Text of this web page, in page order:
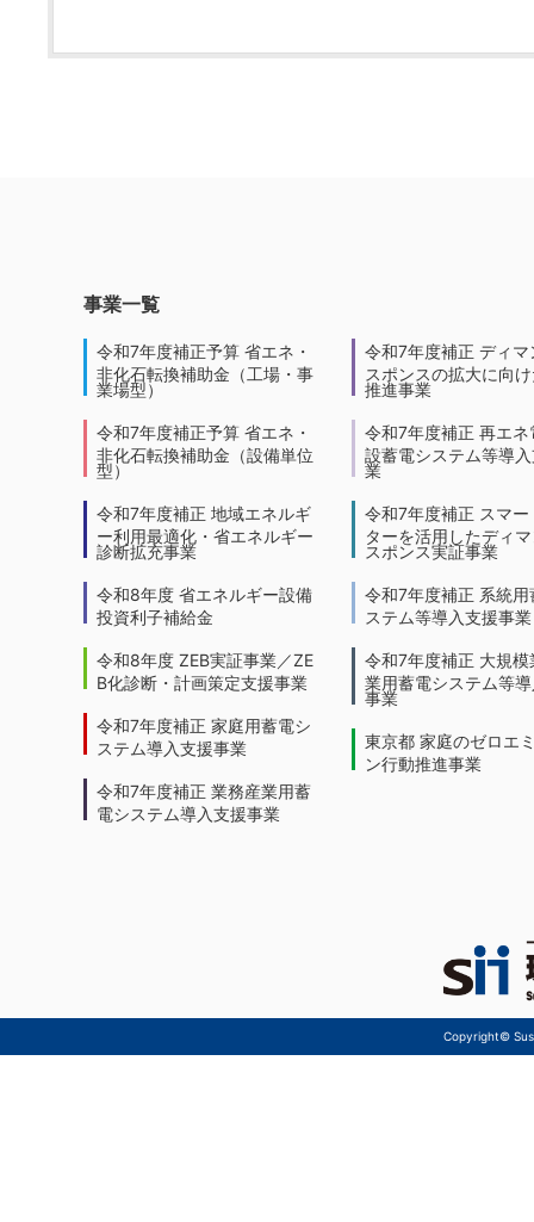
事業一覧
令和7年度補正予算 省エネ・
非化石転換補助金（工場・事
業場型）
令和7年度補正予算 省エネ・
非化石転換補助金（設備単位
型）
令和7年度補正 地域エネルギ
ー利用最適化・省エネルギー
診断拡充事業
令和8年度 省エネルギー設備
投資利子補給金
令和8年度 ZEB実証事業／ZE
B化診断・計画策定支援事業
令和7年度補正 家庭用蓄電シ
ステム導入支援事業
令和7年度補正 業務産業用蓄
電システム導入支援事業
令和7年度補正 ディマ
スポンスの拡大に向
推進事業
令和7年度補正 再エネ
設蓄電システム等導
業
令和7年度補正 スマー
ターを活用したディ
スポンス実証事業
令和7年度補正 系統用
ステム等導入支援事業
令和7年度補正 大規模
業用蓄電システム等
事業
東京都 家庭のゼロエ
ン行動推進事業
Copyright©